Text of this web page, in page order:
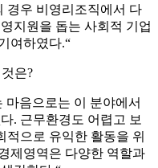
경우 비영리조직에서 다
지원을 돕는 사회적 기업
여하였다.“
은?
마음으로는 이 분야에서
. 근무환경도 어렵고 보
적으로 유익한 활동을 위
제영역은 다양한 역할과